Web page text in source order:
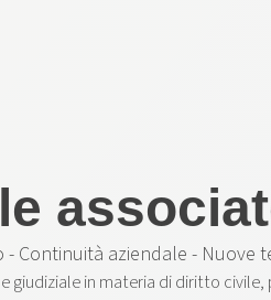
- Continuità aziendale -
giudiziale in materia di diritto